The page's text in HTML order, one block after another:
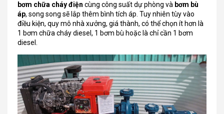
bơm chữa cháy điện cùng công suất dự phòng và bơm bù
áp, song song sẽ lắp thêm bình tích áp. Tuy nhiên tùy vào
điều kiện, quy mô nhà xưởng, giá thành, có thể chọn ít hơn là
1 bơm chữa cháy diesel, 1 bơm bù hoặc là chỉ cần 1 bơm
diesel.